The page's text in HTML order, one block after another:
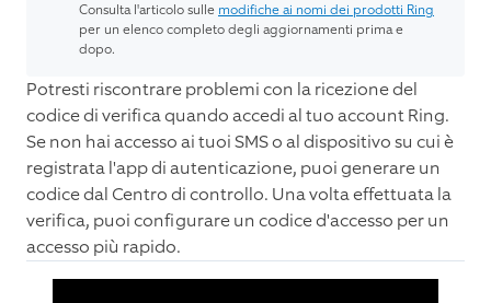
Consulta l'articolo sulle modifiche ai nomi dei prodotti Ring
per un elenco completo degli aggiornamenti prima e
dopo.
Potresti riscontrare problemi con la ricezione del
codice di verifica quando accedi al tuo account Ring.
Se non hai accesso ai tuoi SMS o al dispositivo su cui è
registrata l'app di autenticazione, puoi generare un
codice dal Centro di controllo. Una volta effettuata la
verifica, puoi configurare un codice d'accesso per un
accesso più rapido.